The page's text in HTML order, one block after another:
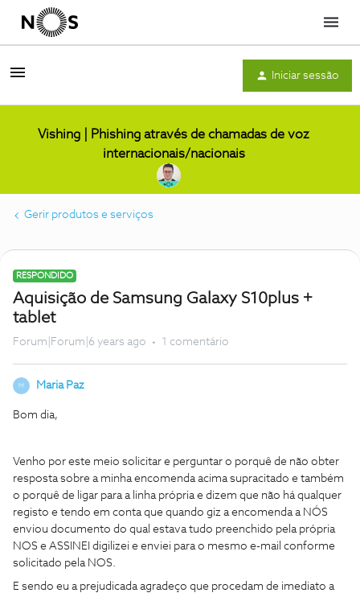
Menu
Iniciar sessão
Vishing | Phishing através de chamadas de voz
internacionais/nacionais
Gerir produtos e serviços
RESPONDIDO
Aquisição de Samsung Galaxy S10plus +
tablet
Forum|Forum|6 years ago 1 comentário
M Maria Paz
Bom dia,
Venho por este meio solicitar e perguntar o porquê de não obter
resposta sobre a minha encomenda acima supracitado e também
o porquê de ligar para a linha própria e dizem que não há qualquer
registo e tendo em conta que quando giz a encomenda a NÓS
enviou documento do qual estava tudo preenchido pela própria
NOS e ASSINEI digilizei e enviei para o mesmo e-mail conforme
solicitado pela NOS.
E sendo eu a prejudicada agradeço que procedam de imediato a